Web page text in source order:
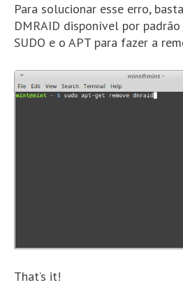
Para solucionar esse erro,
DMRAID disponível por
SUDO e o APT para fazer a
That’s it!